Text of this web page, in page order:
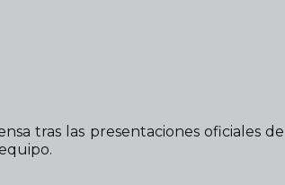
tras las presentaciones oficiales de